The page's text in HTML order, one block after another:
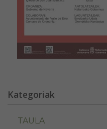
Kategoriak
TAULA